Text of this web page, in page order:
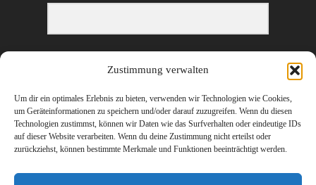
Zustimmung verwalten
Um dir ein optimales Erlebnis zu bieten, verwenden wir Technologien wie Cookies,
um Geräteinformationen zu speichern und/oder darauf zuzugreifen. Wenn du diesen
Technologien zustimmst, können wir Daten wie das Surfverhalten oder eindeutige IDs
auf dieser Website verarbeiten. Wenn du deine Zustimmung nicht erteilst oder
zurückziehst, können bestimmte Merkmale und Funktionen beeinträchtigt werden.
E-Mail-Adresse
ANMELDEN